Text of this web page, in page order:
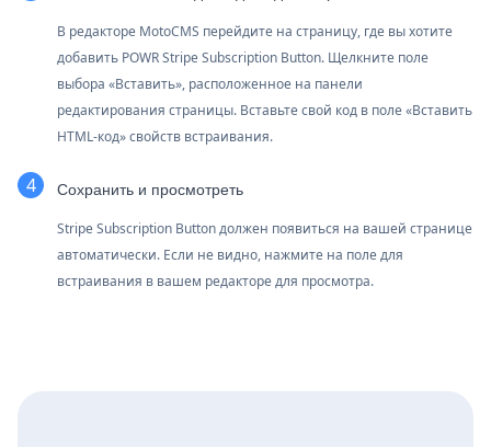
В редакторе MotoCMS перейдите на страницу, где вы хотите
добавить POWR Stripe Subscription Button. Щелкните поле
выбора «Вставить», расположенное на панели
редактирования страницы. Вставьте свой код в поле «Вставить
HTML-код» свойств встраивания.
Сохранить и просмотреть
Stripe Subscription Button должен появиться на вашей странице
автоматически. Если не видно, нажмите на поле для
встраивания в вашем редакторе для просмотра.